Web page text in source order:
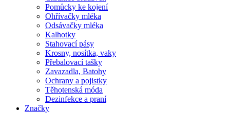
Pomůcky ke kojení
Ohřívačky mléka
Odsávačky mléka
Kalhotky
Stahovací pásy
Krosny, nosítka, vaky
Přebalovací tašky
Zavazadla, Batohy
Ochrany a pojistky
Těhotenská móda
Dezinfekce a praní
Značky